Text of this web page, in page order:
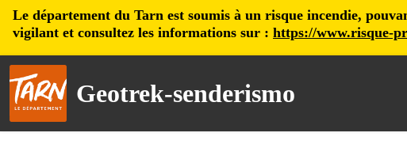
Le département du Tarn est soumis à un risque incendie,
vigilant et consultez les informations sur : https://www.risque-
Geotrek-senderismo